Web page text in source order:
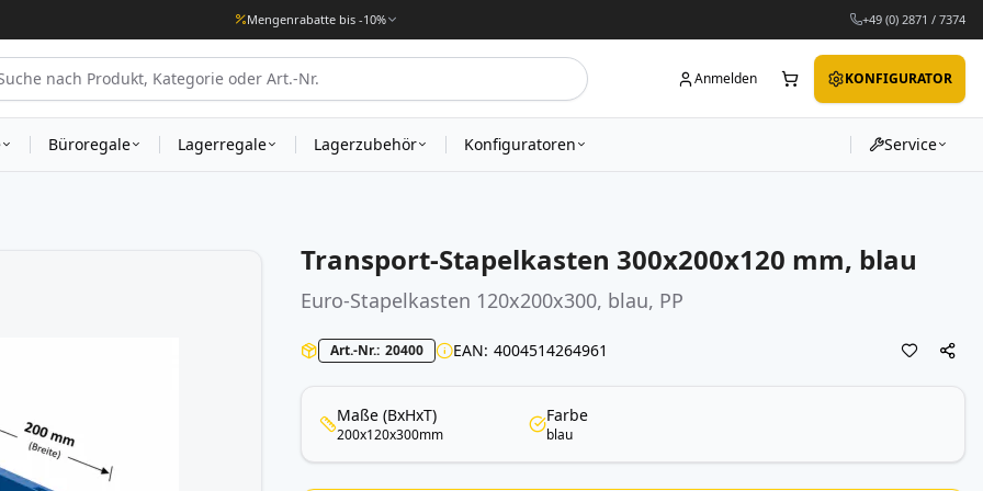
Mengenrabatte bis -10% +49 (0) 2871 / 7374
Anmelden KONFIGURATOR
Büroregale Lagerregale Lagerzubehör Konfiguratoren Service
Transport-Stapelkasten 300x200x120 mm, blau
Euro-Stapelkasten 120x200x300, blau, PP
Art.-Nr. 20400 EAN 4004514264961
Maße (BxHxT)
200x120x300mm
Farbe
blau